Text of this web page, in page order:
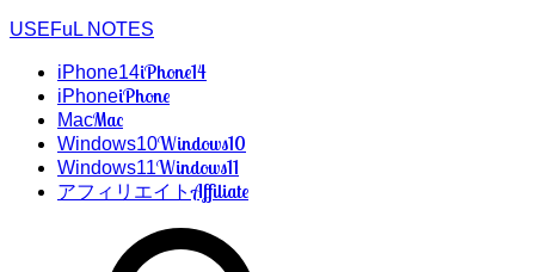
USEFuL NOTES
iPhone14iPhone14
iPhoneiPhone
MacMac
Windows10Windows10
Windows11Windows11
アフィリエイトAffiliate